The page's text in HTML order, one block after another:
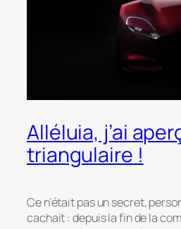
Alléluia, j’ai
triangulaire !
Ce n’était pas un secret,
cachait : depuis la fin de la